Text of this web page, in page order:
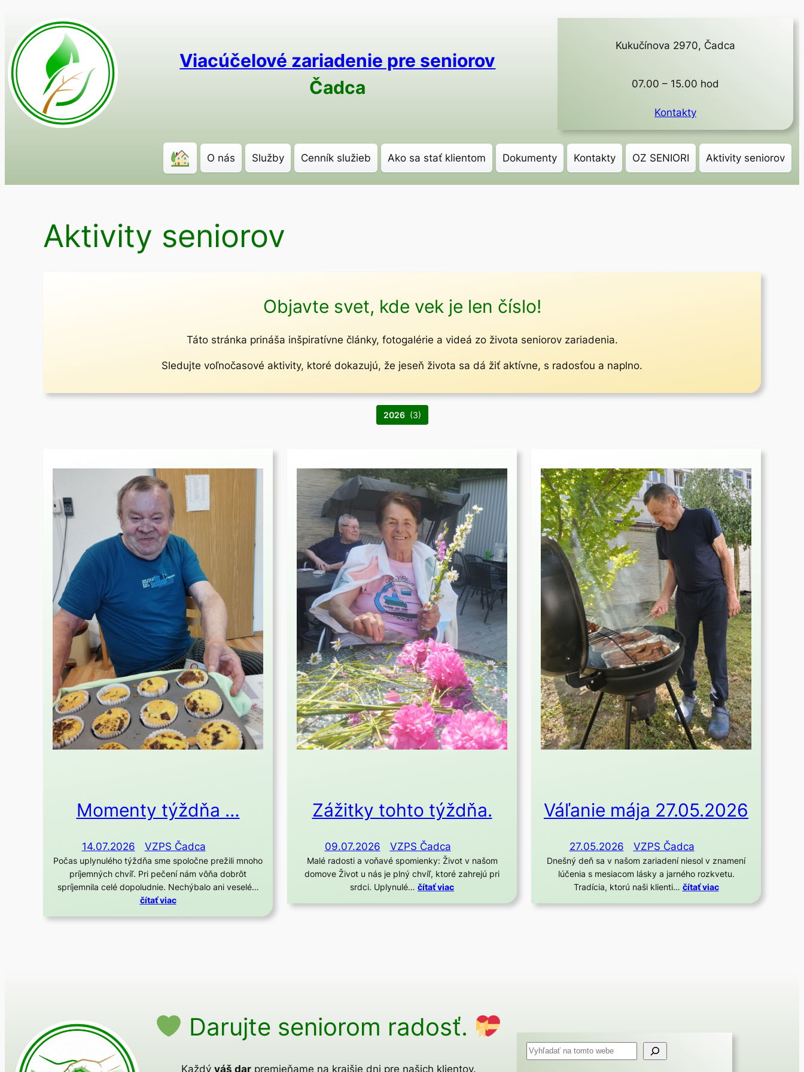
obsah
Viacúčelové zariadenie pre seniorov
Čadca
Kukučínova 2970, Čadca
07.00 – 15.00 hod
Kontakty
O nás Služby Cenník služieb Ako sa stať klientom Dokumenty Kontakty OZ SENIORI Aktivity seniorov
Aktivity seniorov
Objavte svet, kde vek je len číslo!
Táto stránka prináša inšpiratívne články, fotogalérie a videá zo života seniorov zariadenia.
Sledujte voľnočasové aktivity, ktoré dokazujú, že jeseň života sa dá žiť aktívne, s radosťou a naplno.
2026 (3)
Momenty týždňa …
14.07.2026 VZPS Čadca
Počas uplynulého týždňa sme spoločne prežili mnoho
príjemných chvíľ. Pri pečení nám vôňa dobrôt
spríjemnila celé dopoludnie. Nechýbalo ani veselé…
čítať viac
Zážitky tohto týždňa.
09.07.2026 VZPS Čadca
Malé radosti a voňavé spomienky: Život v našom
domove Život u nás je plný chvíľ, ktoré zahrejú pri
srdci. Uplynulé… čítať viac
Váľanie mája 27.05.2026
27.05.2026 VZPS Čadca
Dnešný deň sa v našom zariadení niesol v znamení
lúčenia s mesiacom lásky a jarného rozkvetu.
Tradícia, ktorú naši klienti… čítať viac
Darujte seniorom radosť.
Každý váš darpremieňame na krajšie dni pre našich klientov.
H